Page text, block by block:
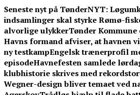
Skip
to
content
Seneste nyt på TønderNYT:
indsamlinger skal styrke Rømø-
alvorlige ulykkerTønder
Havns formand afviser, at havnen
ny testkampEngelsk trænerprofil
episodeHavnefesten samlede
klubhistorie skrives med
Wegner-design bliver temaet ved